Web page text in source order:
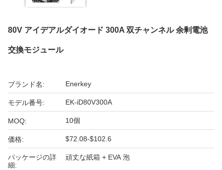
80V アイデアルダイオード 300A 双チャンネル 余剰電池
交換モジュール
ブランド名: Enerkey
モデル番号: EK-iD80V300A
MOQ: 10個
価格: $72.08-$102.6
パッケージの詳
細:
頑丈な紙箱 + EVA 泡